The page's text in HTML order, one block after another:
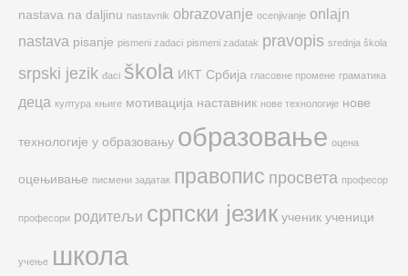
nastava na daljinu nastavnik obrazovanje ocenjivanje onlajn
nastava pisanje pismeni zadaci pismeni zadatak pravopis srednja škola
srpski jezik đaci škola ИКТ Србија гласовне промене граматика
деца култура књиге мотивација наставник нове технологије нове
технологије у образовању образовање оцена
оцењивање писмени задатак правопис просвета професор
професори родитељи српски језик ученик ученици
учење школа